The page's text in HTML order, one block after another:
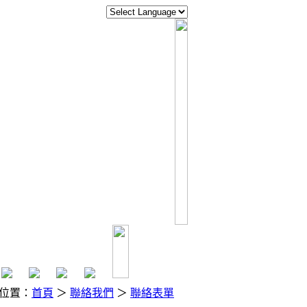
置： 首頁 ＞ 聯絡我們 ＞ 聯絡表單